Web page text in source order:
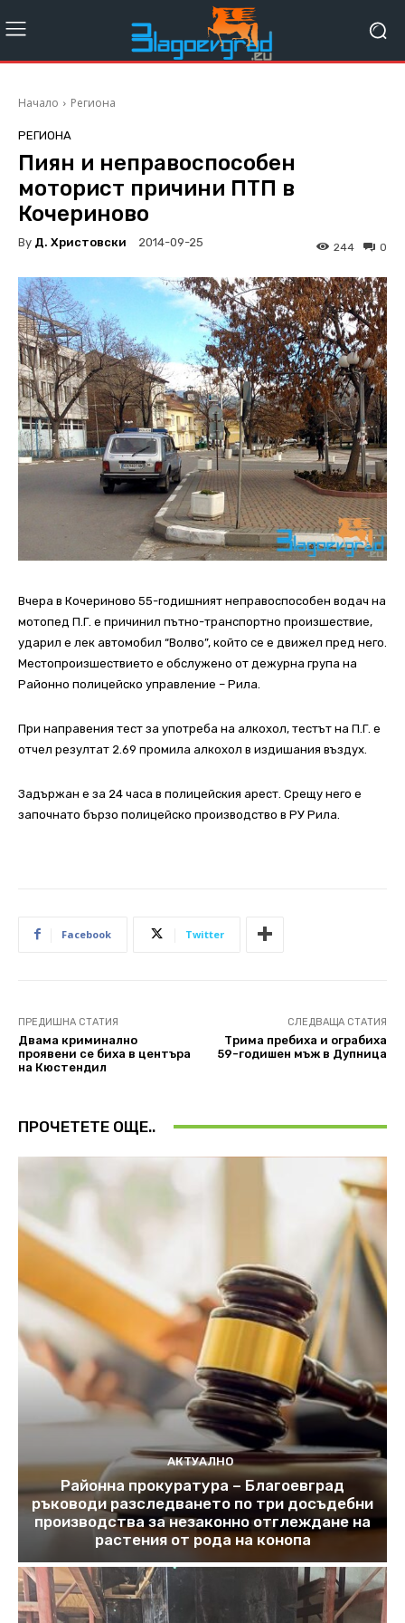
Начало Региона
РЕГИОНА
Пиян и неправоспособен
моторист причини ПТП в
Кочериново
By Д. Христовски 2014-09-25 0
244
Вчера в Кочериново 55-годишният неправоспособен водач на
мотопед П.Г. е причинил пътно-транспортно произшествие,
ударил е лек автомобил “Волво”, който се е движел пред него.
Местопроизшествието е обслужено от дежурна група на
Районно полицейско управление – Рила.
При направения тест за употреба на алкохол, тестът на П.Г. е
отчел резултат 2.69 промила алкохол в издишания въздух.
Задържан е за 24 часа в полицейския арест. Срещу него е
започнато бързо полицейско производство в РУ Рила.
Facebook Twitter
ПРЕДИШНА СТАТИЯ
Двама криминално
проявени се биха в центъра
на Кюстендил
СЛЕДВАЩА СТАТИЯ
Трима пребиха и ограбиха
59-годишен мъж в Дупница
ПРОЧЕТЕТЕ ОЩЕ..
АКТУАЛНО
Районна прокуратура – Благоевград
ръководи разследването по три досъдебни
производства за незаконно отглеждане на
растения от рода на конопа